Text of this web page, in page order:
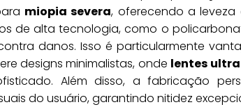
miopia severa, oferecendo a leveza
de alta tecnologia, como o
danos. Isso é particularmente
designs minimalistas, onde lentes
Além disso, a fabricação
do usuário, garantindo nitidez